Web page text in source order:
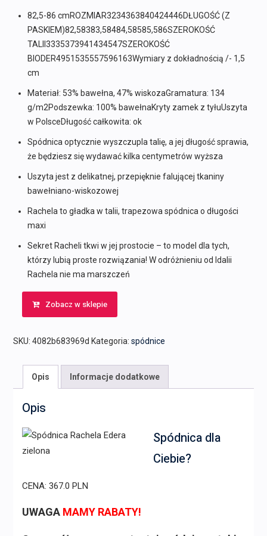
82,5-86 cmROZMIAR3234363840424446DŁUGOŚĆ (Z
PASKIEM)82,58383,58484,58585,586SZEROKOŚĆ
TALII3335373941434547SZEROKOŚĆ
BIODER4951535557596163Wymiary z dokładnością /- 1,5
cm
Materiał: 53% bawełna, 47% wiskozaGramatura: 134
g/m2Podszewka: 100% bawełnaKryty zamek z tyłuUszyta
w PolsceDługość całkowita: ok
Spódnica optycznie wyszczupla talię, a jej długość sprawia,
że będziesz się wydawać kilka centymetrów wyższa
Uszyta jest z delikatnej, przepięknie falującej tkaniny
bawełniano-wiskozowej
Rachela to gładka w talii, trapezowa spódnica o długości
maxi
Sekret Racheli tkwi w jej prostocie – to model dla tych,
którzy lubią proste rozwiązania! W odróżnieniu od Idalii
Rachela nie ma marszczeń
Zobacz w sklepie
SKU: 4082b683969d Kategoria: spódnice
Opis Informacje dodatkowe
Opis
Spódnica dla
Ciebie?
CENA: 367.0 PLN
UWAGA MAMY RABATY!